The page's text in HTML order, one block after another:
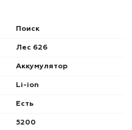
Поиск
Лес 626
Аккумулятор
Li-ion
Есть
5200